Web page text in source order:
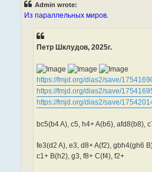
Admin wrote:
Из параллельных миров.
Петр Шклудов, 2025г.
https://fmjd.org/dias2/save/
https://fmjd.org/dias2/save/
https://fmjd.org/dias2/save/
bc5(b4 A), c5, h4+ A(b6), afd8(b8),
fe3(d2 A), e3, d8+ A(f2), gbh4(gh6
c1+ B(h2), g3, f8+ C(f4), f2+